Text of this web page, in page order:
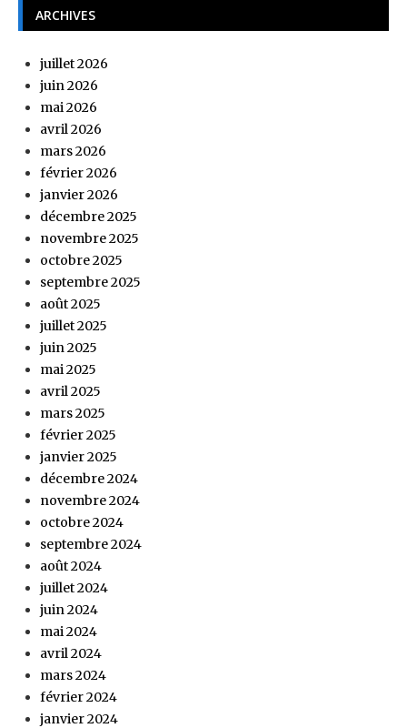
ARCHIVES
juillet 2026
juin 2026
mai 2026
avril 2026
mars 2026
février 2026
janvier 2026
décembre 2025
novembre 2025
octobre 2025
septembre 2025
août 2025
juillet 2025
juin 2025
mai 2025
avril 2025
mars 2025
février 2025
janvier 2025
décembre 2024
novembre 2024
octobre 2024
septembre 2024
août 2024
juillet 2024
juin 2024
mai 2024
avril 2024
mars 2024
février 2024
janvier 2024